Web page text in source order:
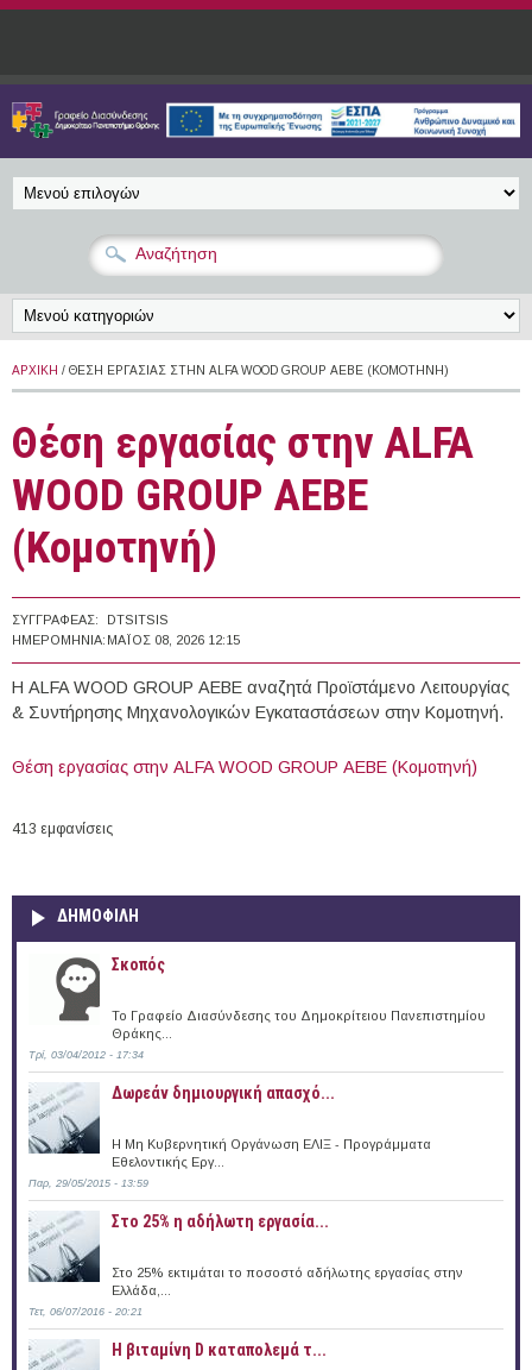
Παράκαμψη προς το κυρίως περιεχόμενο
ΑΡΧΙΚΉ / ΘΈΣΗ ΕΡΓΑΣΊΑΣ ΣΤΗΝ ALFA WOOD GROUP ΑΕΒΕ (ΚΟΜΟΤΗΝΉ)
Θέση εργασίας στην ALFA
WOOD GROUP ΑΕΒΕ
(Κομοτηνή)
ΣΥΓΓΡΑΦΈΑΣ:
DTSITSIS
ΗΜΕΡΟΜΗΝΊΑ: ΜΆΙΟΣ 08, 2026 12:15
Η ALFA WOOD GROUP ΑΕΒΕ αναζητά Προϊστάμενο Λειτουργίας
& Συντήρησης Μηχανολογικών Εγκαταστάσεων στην Κομοτηνή.
Θέση εργασίας στην ALFA WOOD GROUP ΑΕΒΕ (Κομοτηνή)
413 εμφανίσεις
ΔΗΜΟΦΙΛΗ
Σκοπός
Το Γραφείο Διασύνδεσης του Δημοκρίτειου Πανεπιστημίου
Θράκης...
Τρί, 03/04/2012 - 17:34
Δωρεάν δημιουργική απασχό...
Η Μη Κυβερνητική Οργάνωση ΕΛΙΞ - Προγράμματα
Εθελοντικής Εργ...
Παρ, 29/05/2015 - 13:59
Στο 25% η αδήλωτη εργασία...
Στο 25% εκτιμάται το ποσοστό αδήλωτης εργασίας στην
Ελλάδα,...
Τετ, 06/07/2016 - 20:21
Η βιταμίνη D καταπολεμά τ...